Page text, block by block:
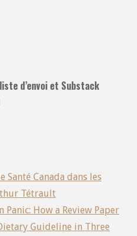
d’envoi et Substack
Santé Canada dans les
Tétrault
Panic: How a Review Paper
Guideline in Three